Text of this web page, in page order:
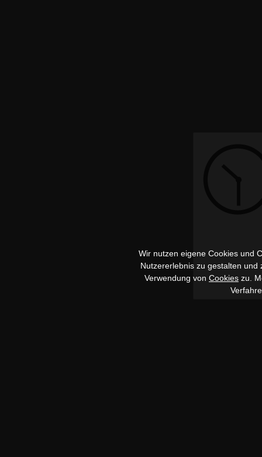
Wir nutzen eigene Cookies und
Nutzererlebnis zu gestalten
Verwendung von Cookies zu.